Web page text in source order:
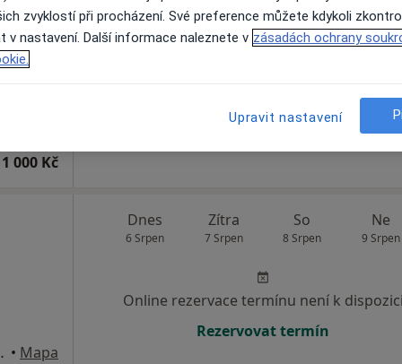
1 000 Kč
Rezervovat termín
Hradiště) • Mapa
Dnes
6 Srpen
Zítra
7 Srpen
So
8 Srpen
Ne
9 Srpen
Online rezervace termínu není k dispozici
Rezervovat termín
zvyklostí při procházení. Své preference můžete kdykoli
v nastavení. Další informace naleznete v zásadách ochrany
Upravit nastavení